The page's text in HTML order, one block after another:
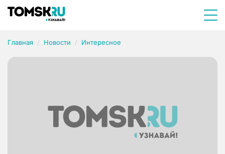
Главная Новости Интересное